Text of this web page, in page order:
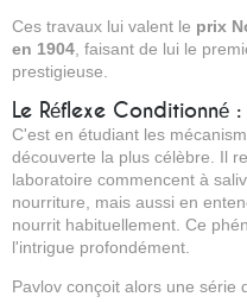
Ces travaux lui valent le prix
en 1904, faisant de lui le
prestigieuse.
Le Réflexe Conditionné
C'est en étudiant les
découverte la plus célèbre. Il
laboratoire commencent à
nourriture, mais aussi en
nourrit habituellement. Ce
l'intrigue profondément.
Pavlov conçoit alors une série